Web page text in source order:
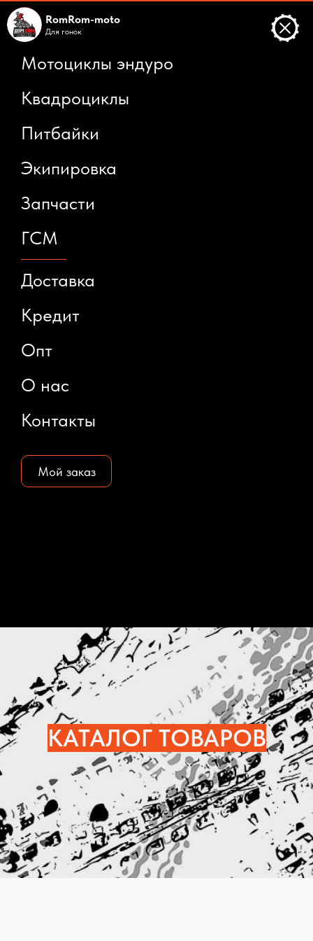
RomRom-moto
Для г|
Мой заказ
Контакты
О нас
Опт
Кредит
Доставка
ГСМ
Запчасти
Экипировка
Питбайки
Квадроциклы
Мотоциклы эндуро
КАТАЛОГ ТОВАРОВ